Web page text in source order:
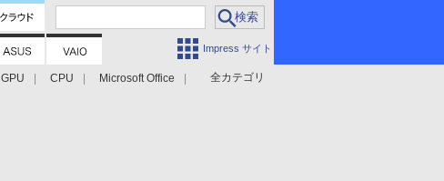
Impress サイト
全カテゴリ
GPU CPU
Microsoft Office